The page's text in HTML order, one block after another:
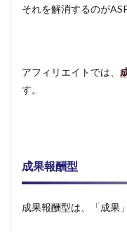
1.2.2
クリッ
1.3
注意
1.3.1
それを解消するのが
アフィリエイトでは、
す。
成果報酬型
成果報酬型は、「成果